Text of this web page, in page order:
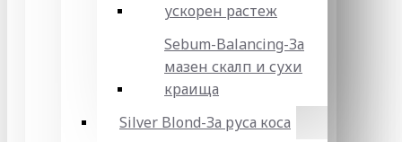
ускорен растеж
Sebum-Balancing-За
мазен скалп и сухи
краища
Silver Blond-За руса коса